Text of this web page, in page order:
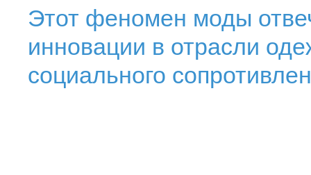
Этот феномен моды
инновации в отрасли
социального